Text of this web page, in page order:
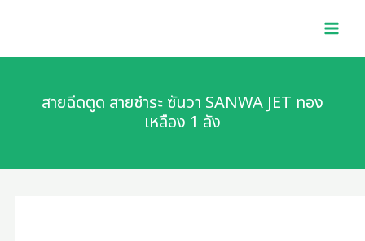
content
สายฉีดตูด สายชำระ ซันวา SANWA JET ทอง
เหลือง 1 ลัง
ตูด
ชำระ